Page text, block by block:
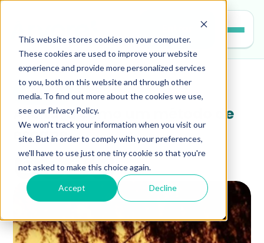
This website stores cookies on your computer.
These cookies are used to improve your website
experience and provide more personalized services
to you, both on this website and through other
media. To find out more about the cookies we use,
see our Privacy Policy.
We won't track your information when you visit our
site. But in order to comply with your preferences,
we'll have to use just one tiny cookie so that you're
not asked to make this choice again.
Accept Decline
leitura
A leitura como um método de
escape